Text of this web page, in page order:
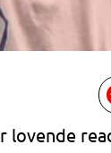
lovende